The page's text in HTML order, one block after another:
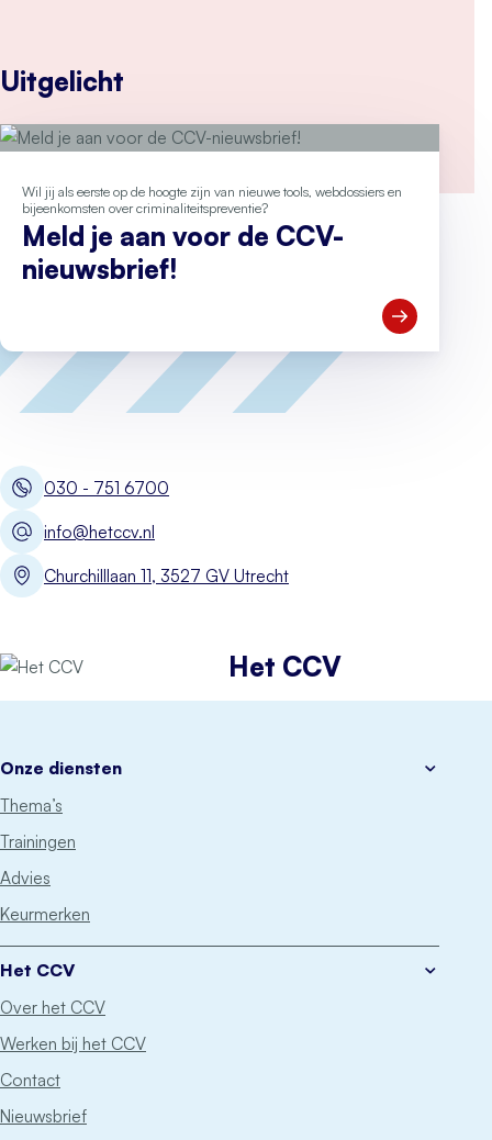
Uitgelicht
Wil jij als eerste op de hoogte zijn van nieuwe tools, webdossiers en
bijeenkomsten over criminaliteitspreventie?
Meld je aan voor de CCV-
nieuwsbrief!
Open Meld
030 - 751 6700
info@hetccv.nl
Churchilllaan 11, 3527 GV Utrecht
Het CCV
Onze diensten
Thema’s
Trainingen
Advies
Keurmerken
Het CCV
Over het CCV
Werken bij het CCV
Contact
Nieuwsbrief